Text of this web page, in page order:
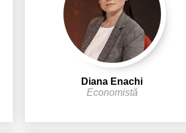
Diana Enachi
Economistă